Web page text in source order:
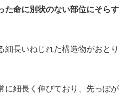
た命に別状のない部位にそらす
細長いねじれた構造物がおとり
に細長く伸びており、先っぽが